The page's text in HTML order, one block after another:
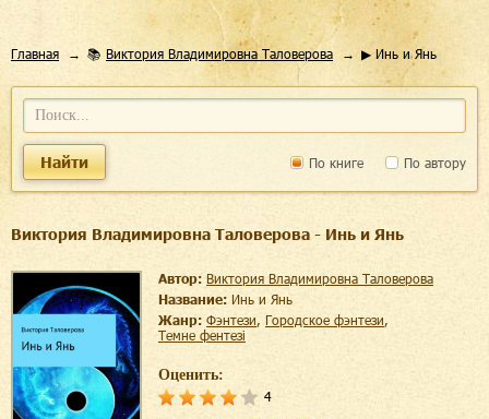
Главная 📚 Виктория Владимировна Таловерова ▶ Инь и Янь
По книге По автору
Найти
Виктория Владимировна Таловерова - Инь и Янь
Автор: Виктория Владимировна Таловерова
Название: Инь и Янь
Жанр:
фэнтези, городское фэнтези,
темне фентезі
Оценить:
4